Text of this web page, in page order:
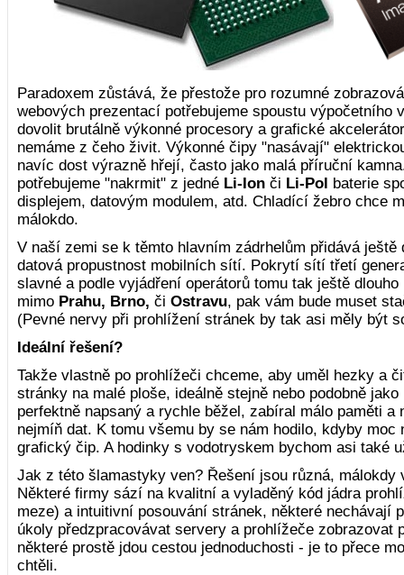
Paradoxem zůstává, že přestože pro rozumné
webových prezentací potřebujeme spoustu výpočetního
dovolit brutálně výkonné procesory a grafické
nemáme z čeho živit. Výkonné čipy "nasávají"
navíc dost výrazně hřejí, často jako malá příruční
potřebujeme "nakrmit" z jedné Li-Ionči Li-Pol baterie
displejem, datovým modulem, atd. Chladící žebro chce
málokdo.
V naší zemi se k těmto hlavním zádrhelům přidává ještě
datová propustnost mobilních sítí. Pokrytí sítí třetí
slavné a podle vyjádření operátorů tomu tak ještě
mimo Prahu, Brno, či Ostravu, pak vám bude muset
(Pevné nervy při prohlížení stránek by tak asi měly být
Ideální řešení?
Takže vlastně po prohlížeči chceme, aby uměl hezky a
stránky na malé ploše, ideálně stejně nebo podobně
perfektně napsaný a rychle běžel, zabíral málo paměti a
nejmíň dat. K tomu všemu by se nám hodilo, kdyby moc
grafický čip. A hodinky s vodotryskem bychom asi také
Jak z této šlamastyky ven? Řešení jsou různá, málokdy
Některé firmy sází na kvalitní a vyladěný kód jádra
meze) a intuitivní posouvání stránek, některé nechávají
úkoly předzpracovávat servery a prohlížeče zobrazovat
některé prostě jdou cestou jednoduchosti - je to přece
chtěli.